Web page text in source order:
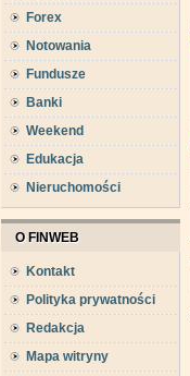
Forex
Notowania
Fundusze
Banki
Weekend
Edukacja
Nieruchomości
O FINWEB
Kontakt
Polityka prywatności
Redakcja
Mapa witryny